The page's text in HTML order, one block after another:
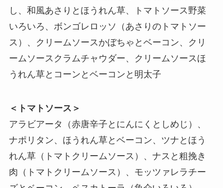
し、和風あさりとほうれん草、トマトソース野菜
いろいろ、ボンゴレロッソ（あさりのトマトソー
ス）、クリームソースかぼちゃとベーコン、クリ
ームソースクラムチャウダー、クリームソースほ
うれん草とコーンとベーコンと明太子
＜トマトソース＞
アラビアータ（赤唐辛子とにんにくとしめじ）、
ナポリタン、ほうれん草とベーコン、ツナとほう
れん草（トマトクリームソース）、ナスと粗挽き
肉（トマトクリームソース）、モッツァレラチー